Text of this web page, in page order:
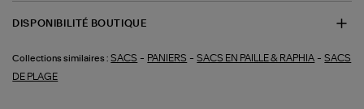
DISPONIBILITÉ BOUTIQUE
Collections similaires : SACS - PANIERS -SACS EN PAILLE & RAPHIA -SACS
DE PLAGE